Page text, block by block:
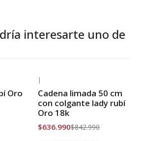
interesarte uno de
Oro
Envío Gratis
|
Cadena limada 50 cm
con colgante lady rubí
Oro 18k
$636.990$842.990